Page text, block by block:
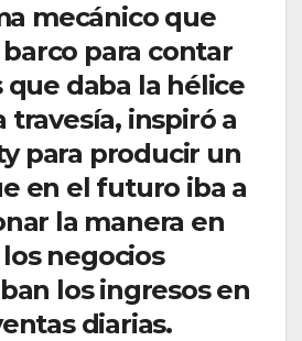
mecánico que
para contar
que daba la hélice
travesía, inspiró a
para producir un
en el futuro iba a
la manera en
negocios
los ingresos en
diarias.